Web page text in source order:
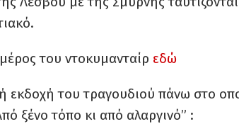
του ντοκυμανταίρ εδώ
εκδοχή του τραγουδιού πάνω στο
ξένο τόπο κι από αλαργινό” :